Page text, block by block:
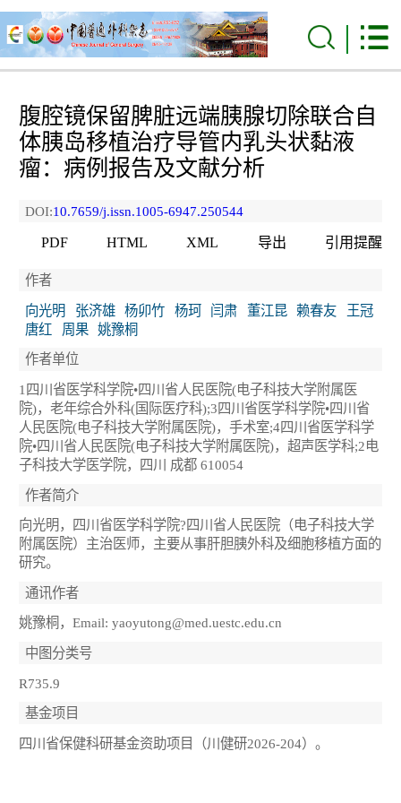
腹腔镜保留脾脏远端胰腺切除联合自
体胰岛移植治疗导管内乳头状黏液
瘤：病例报告及文献分析
DOI:10.7659/j.issn.1005-6947.250544
PDF HTML XML 导出 引用提醒
作者
向光明
张济雄 杨卯竹 杨珂 闫肃 董江昆 赖春友
王冠
唐红
周果
姚豫桐
作者单位
1四川省医学科学院•四川省人民医院(电子科技大学附属医
院)，老年综合外科(国际医疗科);3四川省医学科学院•四川省
人民医院(电子科技大学附属医院)，手术室;4四川省医学科学
院•四川省人民医院(电子科技大学附属医院)，超声医学科;2电
子科技大学医学院，四川 成都 610054
作者简介
向光明，四川省医学科学院?四川省人民医院（电子科技大学
附属医院）主治医师，主要从事肝胆胰外科及细胞移植方面的
研究。
通讯作者
姚豫桐，Email: yaoyutong@med.uestc.edu.cn
中图分类号
R735.9
基金项目
四川省保健科研基金资助项目（川健研2026-204）。